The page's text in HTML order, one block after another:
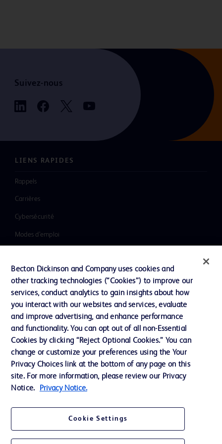
Suivez-nous
LIENS RAPIDES
Rappels
Carrières
Cybersécurité
Modes d’emploi
Inclusion, diversité et équité
Ressources
Actualités, médias et blogs
Notre entreprise
Ethique et conformité
Charte de Protection des Données Personnelles
Becton Dickinson and Company uses cookies and
other tracking technologies (“Cookies”) to improve our
services, conduct analytics to gain insights about how
you interact with our websites and services, evaluate
and improve advertising, and enhance performance
and functionality. You can opt out of all non-Essential
Cookies by clicking “Reject Optional Cookies.” You can
change or customize your preferences using the Your
Privacy Choices link at the bottom of any page on this
site. For more information, please review our Privacy
Notice.
Privacy Notice.
Cookie Settings